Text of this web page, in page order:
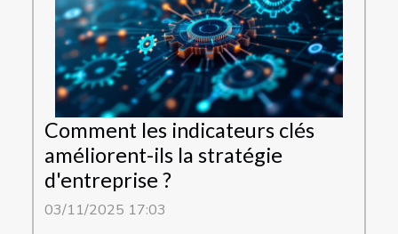
Comment les indicateurs clés
améliorent-ils la stratégie
d'entreprise ?
03/11/2025 17:03